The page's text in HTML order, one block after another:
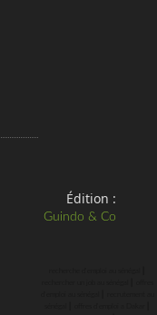
Édition :
Guindo & Co